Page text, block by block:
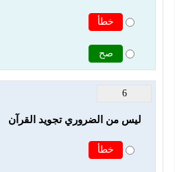
خطأ
صح
6
ليس من الضروري تجويد القرآن
خطأ